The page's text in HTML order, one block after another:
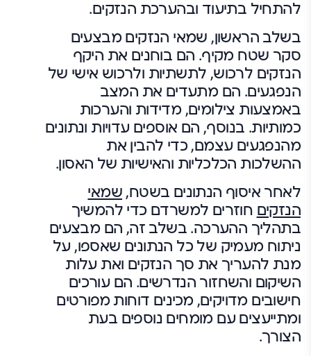
להתחיל בתיעוד ובהערכת הנזקים.
בשלב הראשון, שמאי הנזקים מבצעים
סקר שטח מקיף. הם בוחנים את היקף
הנזקים לרכוש, לתשתיות ולרכוש אישי של
הנפגעים. הם מתעדים את המצב
באמצעות צילומים, מדידות והערכות
כמותיות. בנוסף, הם אוספים עדויות ונתונים
מהנפגעים עצמם, כדי להבין את
ההשלכות הכלכליות והאישיות של האסון.
לאחר איסוף הנתונים בשטח, שמאי
הנזקים חוזרים למשרדם כדי להמשיך
בתהליך ההערכה. בשלב זה, הם מבצעים
ניתוח מעמיק של כל הנתונים שאספו, על
מנת להעריך את סך הנזקים ואת עלות
השיקום והשחזור הנדרשים. הם עורכים
חישובים מדויקים, מכינים דוחות מפורטים
ומתייעצים עם מומחים נוספים בעת
הצורך.